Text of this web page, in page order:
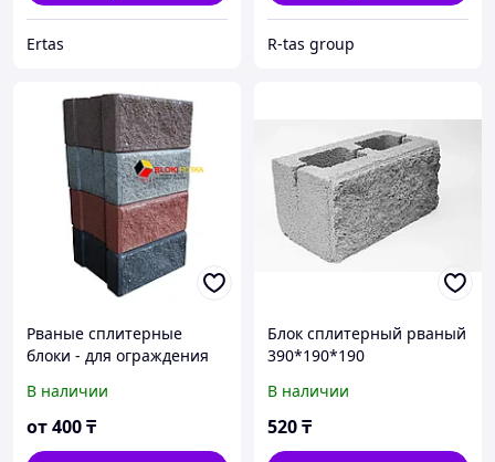
Ertas R-tas group
Рваные сплитерные
блоки - для ограждения
домов!
В наличии
от400₸
Блок сплитерный рваный
390*190*190
В наличии
520₸